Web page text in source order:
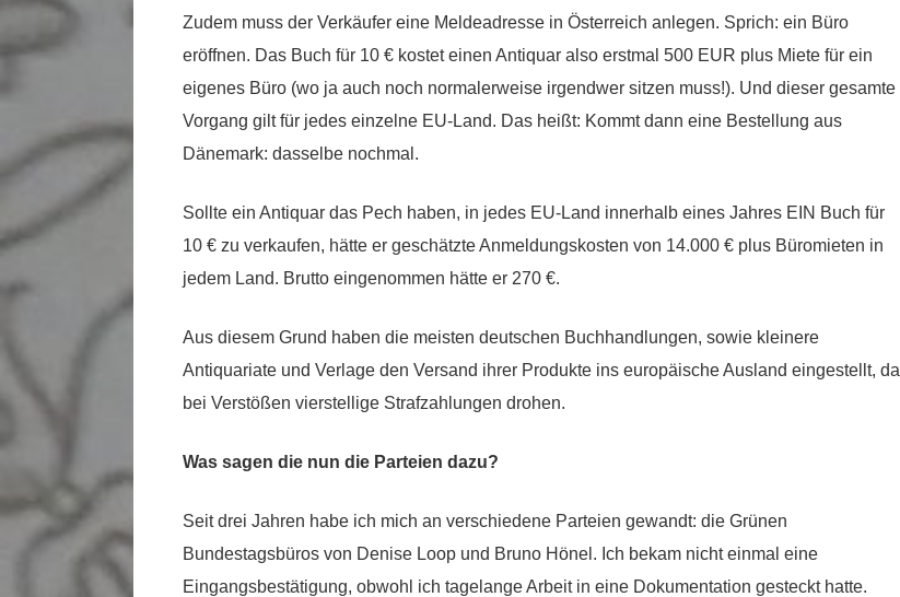
Zudem muss der Verkäufer eine Meldeadresse in Österreich anlegen. Sprich: ein Büro
eröffnen. Das Buch für 10 € kostet einen Antiquar also erstmal 500 EUR plus Miete für ein
eigenes Büro (wo ja auch noch normalerweise irgendwer sitzen muss!). Und dieser gesamte
Vorgang gilt für jedes einzelne EU-Land. Das heißt: Kommt dann eine Bestellung aus
Dänemark: dasselbe nochmal.
Sollte ein Antiquar das Pech haben, in jedes EU-Land innerhalb eines Jahres EIN Buch für
10 € zu verkaufen, hätte er geschätzte Anmeldungskosten von 14.000 € plus Büromieten in
jedem Land. Brutto eingenommen hätte er 270 €.
Aus diesem Grund haben die meisten deutschen Buchhandlungen, sowie kleinere
Antiquariate und Verlage den Versand ihrer Produkte ins europäische Ausland eingestellt, da
bei Verstößen vierstellige Strafzahlungen drohen.
Was sagen die nun die Parteien dazu?
Seit drei Jahren habe ich mich an verschiedene Parteien gewandt: die Grünen
Bundestagsbüros von Denise Loop und Bruno Hönel. Ich bekam nicht einmal eine
Eingangsbestätigung, obwohl ich tagelange Arbeit in eine Dokumentation gesteckt hatte.